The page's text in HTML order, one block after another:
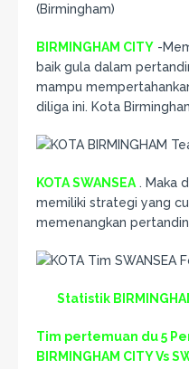
(Birmingham)
BIRMINGHAM CITY -
baik gula dalam
mampu
diliga ini. Kota
KOTA SWANSEA . Maka
memiliki strategi yang
memenangkan
Statistik
Tim pertemuan du 5
BIRMINGHAM CITY Vs